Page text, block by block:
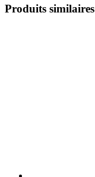
Produits similaires